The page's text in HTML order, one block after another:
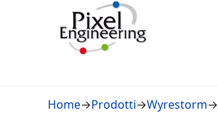
Home→Prodotti→Wyrestorm→